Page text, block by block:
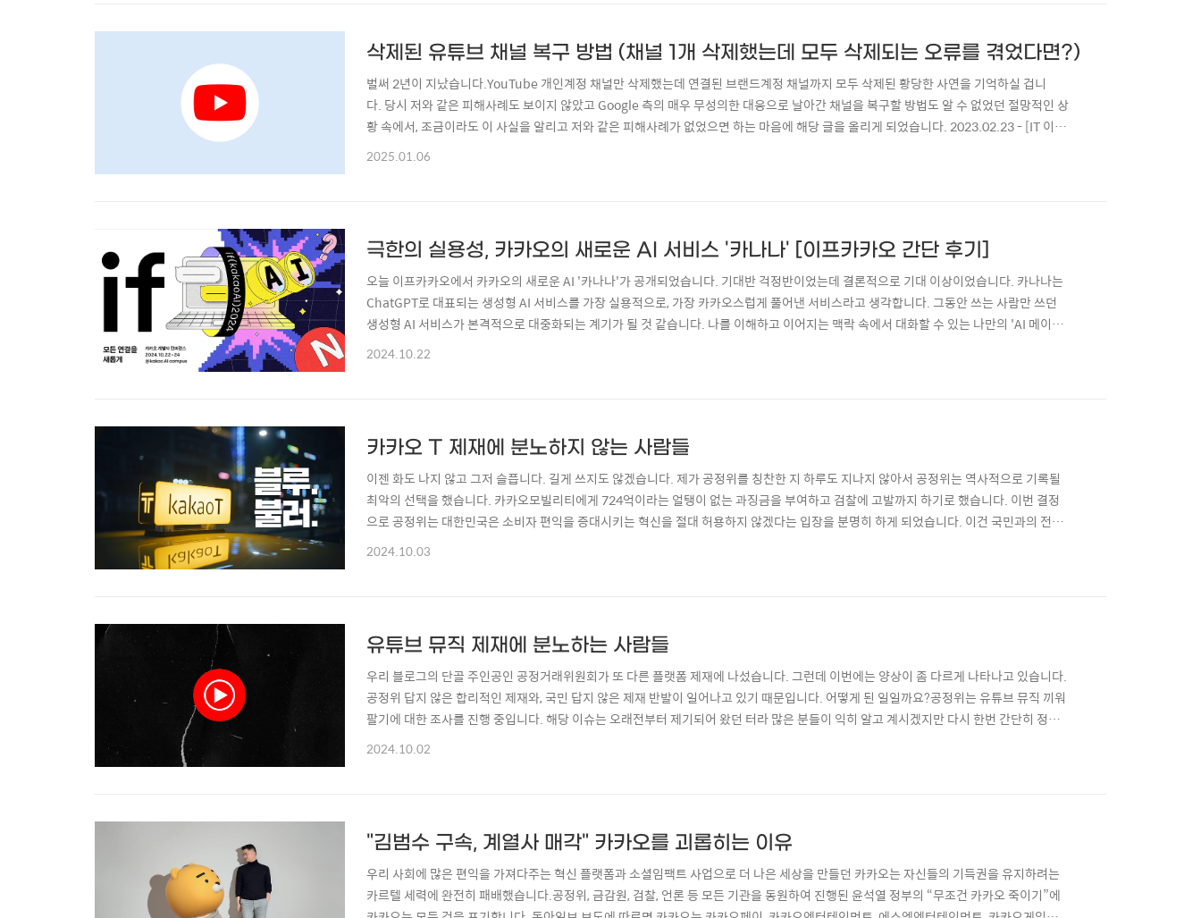
삭제된 유튜브 채널 복구 방법 (채널 1개 삭제했는데 모두 삭제되는 오류를 겪었다면?)
벌써 2년이 지났습니다.YouTube 개인계정 채널만 삭제했는데 연결된 브랜드계정 채널까지 모두 삭제된 황당한 사연을 기억하실 겁니
다. 당시 저와 같은 피해사례도 보이지 않았고 Google 측의 매우 무성의한 대응으로 날아간 채널을 복구할 방법도 알 수 없었던 절망적인 상
황 속에서, 조금이라도 이 사실을 알리고 저와 같은 피해사례가 없었으면 하는 마음에 해당 글을 올리게 되었습니다. 2023.02.23 - [IT 이야
기/Google] - 유튜브 채널 삭제 절대 하지 마세요! 다른 중요한 채널까지 모조리 삭제됩니다 + 복구 불가 (실제 경험) 유튜브 채널 삭제 절대
2025.01.06
극한의 실용성, 카카오의 새로운 AI 서비스 '카나나' [이프카카오 간단 후기]
오늘 이프카카오에서 카카오의 새로운 AI '카나나'가 공개되었습니다. 기대반 걱정반이었는데 결론적으로 기대 이상이었습니다. 카나나는
ChatGPT로 대표되는 생성형 AI 서비스를 가장 실용적으로, 가장 카카오스럽게 풀어낸 서비스라고 생각합니다. 그동안 쓰는 사람만 쓰던
생성형 AI 서비스가 본격적으로 대중화되는 계기가 될 것 같습니다. 나를 이해하고 이어지는 맥락 속에서 대화할 수 있는 나만의 'AI 메이
트'를 이제 전 국민이 모두 하나씩 가지게 됩니다. 마치 실제 비서나 친구처럼 나를 잘 아는 AI를 옆에 두고 지속적으로 소통할 수 있다는 점
2024.10.22
카카오 T 제재에 분노하지 않는 사람들
이젠 화도 나지 않고 그저 슬픕니다. 길게 쓰지도 않겠습니다. 제가 공정위를 칭찬한 지 하루도 지나지 않아서 공정위는 역사적으로 기록될
최악의 선택을 했습니다. 카카오모빌리티에게 724억이라는 얼탱이 없는 과징금을 부여하고 검찰에 고발까지 하기로 했습니다. 이번 결정
으로 공정위는 대한민국은 소비자 편익을 증대시키는 혁신을 절대 허용하지 않겠다는 입장을 분명히 하게 되었습니다. 이건 국민과의 전면
전 선포나 다름없습니다. 일반택시면 몰라도 A사의 앱으로 택시를 호출했는데 경쟁사인 B사의 가맹택시가 오는 것이 그렇게 정상적인 형태
2024.10.03
유튜브 뮤직 제재에 분노하는 사람들
우리 블로그의 단골 주인공인 공정거래위원회가 또 다른 플랫폼 제재에 나섰습니다. 그런데 이번에는 양상이 좀 다르게 나타나고 있습니다.
공정위 답지 않은 합리적인 제재와, 국민 답지 않은 제재 반발이 일어나고 있기 때문입니다. 어떻게 된 일일까요?공정위는 유튜브 뮤직 끼워
팔기에 대한 조사를 진행 중입니다. 해당 이슈는 오래전부터 제기되어 왔던 터라 많은 분들이 익히 알고 계시겠지만 다시 한번 간단히 정리
해 보겠습니다.유튜브에서는 '유튜브 프리미엄 + 유튜브 뮤직' 14,900원 요금제와 '유튜브 뮤직' 11,990원 요금제를 제공하고 있습니다.
2024.10.02
"김범수 구속, 계열사 매각" 카카오를 괴롭히는 이유
우리 사회에 많은 편익을 가져다주는 혁신 플랫폼과 소셜임팩트 사업으로 더 나은 세상을 만들던 카카오는 자신들의 기득권을 유지하려는
카르텔 세력에 완전히 패배했습니다.공정위, 금감원, 검찰, 언론 등 모든 기관을 동원하여 진행된 윤석열 정부의 “무조건 카카오 죽이기”에